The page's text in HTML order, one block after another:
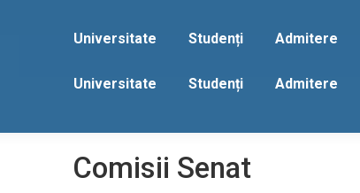
Universitate Studenți Admitere
Comisii Senat
Universitate Studenți Admitere